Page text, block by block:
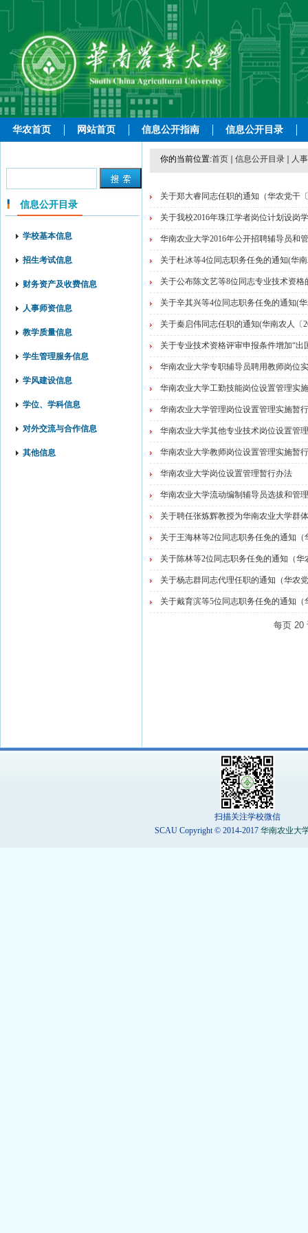
华农首页 网站首页 信息公开指南 信息公开目录
信息公开目录
学校基本信息
招生考试信息
财务资产及收费信息
人事师资信息
教学质量信息
学生管理服务信息
学风建设信息
学位、学科信息
对外交流与合作信息
其他信息
你的当前位置:首页 信息公开目录 人
关于郑大睿同志任职的通知（华农党干
关于我校2016年珠江学者岗位计划设岗
华南农业大学2016年公开招聘辅导员和
关于杜冰等4位同志职务任免的通知(华
关于公布陈文艺等8位同志专业技术资格
关于辛其兴等4位同志职务任免的通知(
关于秦启伟同志任职的通知(华南农人〔
关于专业技术资格评审申报条件增加“出
华南农业大学专职辅导员聘用教师岗位
华南农业大学工勤技能岗位设置管理实
华南农业大学管理岗位设置管理实施暂
华南农业大学其他专业技术岗位设置管
华南农业大学教师岗位设置管理实施暂
华南农业大学岗位设置管理暂行办法
华南农业大学流动编制辅导员选拔和管
关于聘任张炼辉教授为华南农业大学群
关于王海林等2位同志职务任免的通知（
关于陈林等2位同志职务任免的通知（华
关于杨志群同志代理任职的通知（华农
关于戴育滨等5位同志职务任免的通知（
每页 20
扫描关注学校微信
SCAU Copyright © 2014-2017 华南农业大